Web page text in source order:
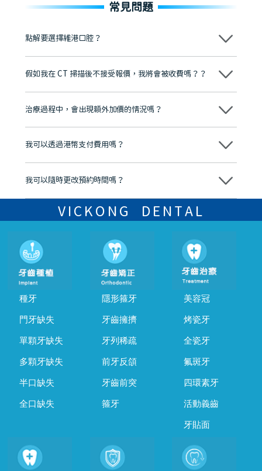
常見問題
點解要選擇維港口腔？
維港口腔踐行「醫道濟世」的大學校訓，各分院匯聚來自香港、內地的
牌」、「2025香港企業領袖品牌」，是諾貝爾種植系統全球放心植牙中
至今已服務超過三十個國家和地區的顧客，受到粵港澳大灣區及周邊城
市市民極高的口碑評價及信任推薦 珠海、深圳設有八大分院，香港亦設
有咨詢及服務保障中心，有任何問題都可以隨時預約免費咨詢，讓人十
假如我在 CT 掃描後不接受報價，我將會被收費嗎？？
不會！只要未開始實際服務之前，你不會被收取任何費用。
治療過程中，會出現額外加價的情況嗎？
不會，治療前我們會詳細說明治療方案及對應的價錢，顧客同意並簽字
我可以透過港幣支付費用嗎？
可以。維港口腔會按照當日匯率轉算收取費用，而匯率會及時告知客人
我可以隨時更改預約時間嗎？
可以，請盡早通過wechat或whatsapp聯絡我們，告知我們你原本預約
的時間及資料，並且重新預約的日期及時段
VICKONG DENTAL
種牙
門牙缺失
單顆牙缺失
多顆牙缺失
半口缺失
全口缺失
隱形箍牙
牙齒擁擠
牙列稀疏
前牙反頜
牙齒前突
箍牙
美容冠
烤瓷牙
全瓷牙
氟斑牙
四環素牙
活動義齒
牙貼面